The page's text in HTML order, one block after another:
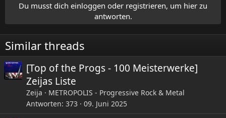
o
n
e
n
:
Du musst dich einloggen oder registrieren, um hier zu
antworten.
Similar threads
[Top of the Progs - 100 Meisterwerke]
Zeijas Liste
Zeija
METROPOLIS - Progressive Rock & Metal
Antworten 373 09. Juni 2025